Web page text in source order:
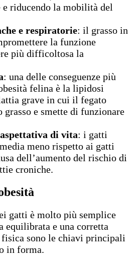
riducendo la mobilità del
e respiratorie: il grasso in
la funzione
più difficoltosa la
: una delle conseguenze più
felina è la lipidosi
grave in cui il fegato
grasso e smette di funzionare
di vita: i gatti
meno rispetto ai gatti
dell’aumento del rischio di
croniche.
gatti è molto più semplice
equilibrata e una corretta
sono le chiavi principali
in forma.